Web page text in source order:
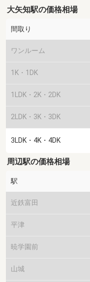
大矢知駅の価格相場
間取り
ワンルーム
1K・1DK
1LDK・2K・2DK
2LDK・3K・3DK
3LDK・4K・4DK
周辺駅の価格相場
駅
近鉄富田
平津
暁学園前
山城